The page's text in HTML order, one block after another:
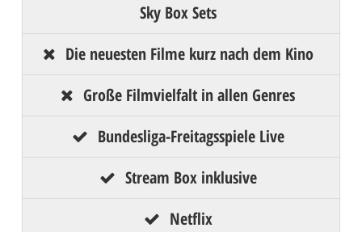
Sky Box Sets
Die neuesten Filme kurz nach dem Kino
Große Filmvielfalt in allen Genres
Bundesliga-Freitagsspiele Live
Stream Box inklusive
Netflix